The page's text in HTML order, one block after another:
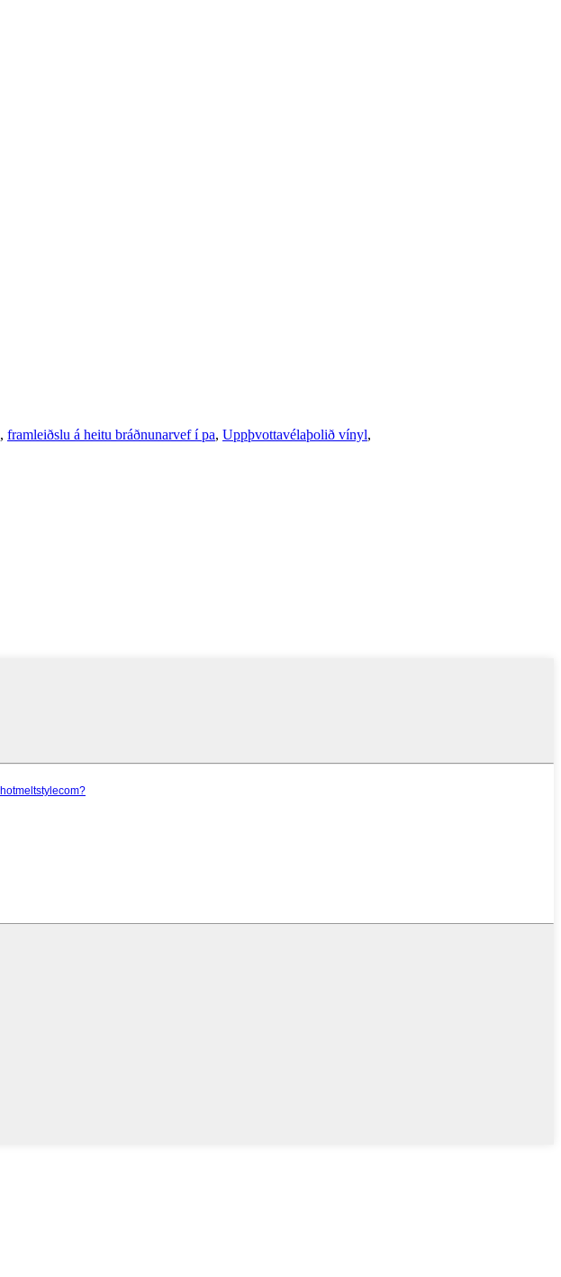
, framleiðslu á heitu bráðnunarvef í pa, Uppþvottavélaþolið vínyl,